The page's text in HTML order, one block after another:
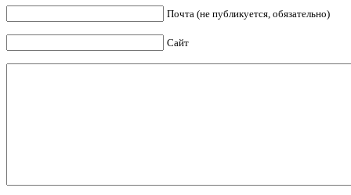
Почта (не публикуется, обязательно)
Сайт